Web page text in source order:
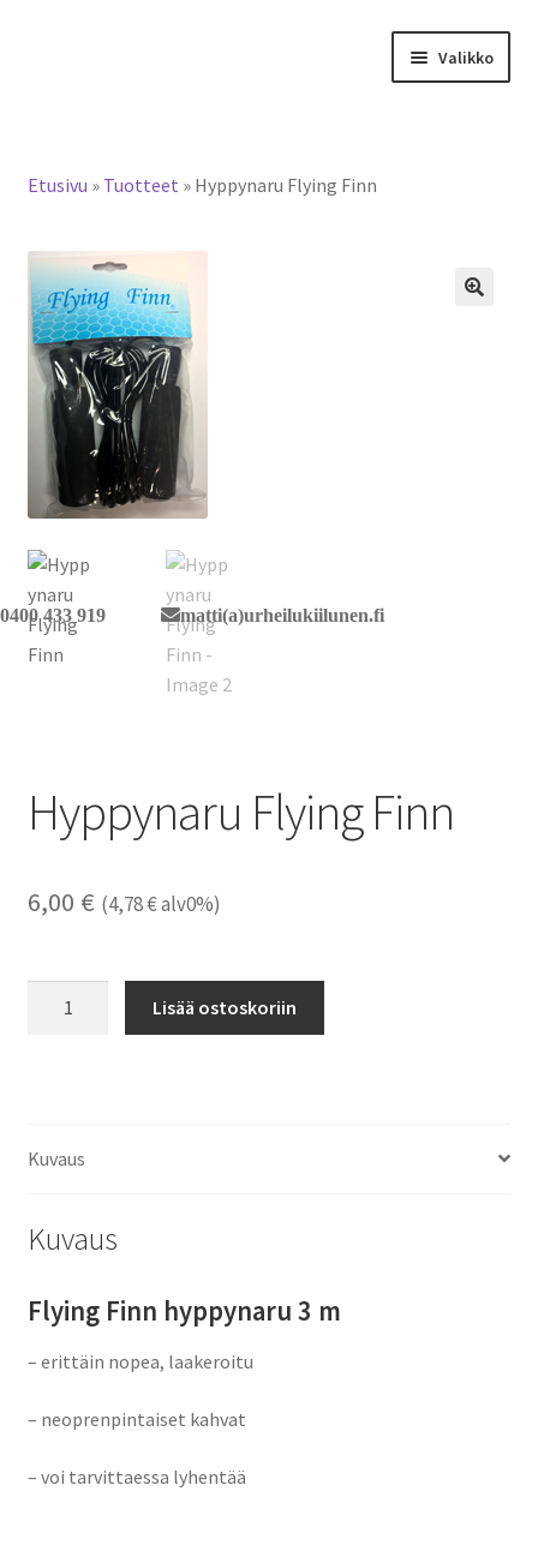
0400 433 919 matti(a)urheilukiilunen.fi
Valikko
valikko
Yhteystiedot
Etusivu » Tuotteet » Hyppynaru Flying Finn
Hyppynaru Flying Finn
6,00 € (4,78€alv0%)
Lisää ostoskoriin
Kuvaus
Kuvaus
Flying Finn hyppynaru 3 m
– erittäin nopea, laakeroitu
– neoprenpintaiset kahvat
– voi tarvittaessa lyhentää